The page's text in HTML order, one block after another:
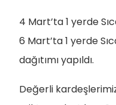
4 Mart’ta 1 yerde
6 Mart’ta 1 yerde
dağıtımı yapıldı.
Değerli